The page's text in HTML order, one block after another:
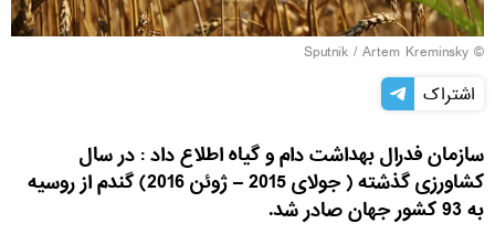
© Sputnik / Artem Kreminsky
اشتراک
سازمان فدرال بهداشت دام و گیاه اطلاع داد : در سال
کشاورزی گذشته ( جولای 2015 – ژوئن 2016) گندم از روسیه
به 93 کشور جهان صادر شد.